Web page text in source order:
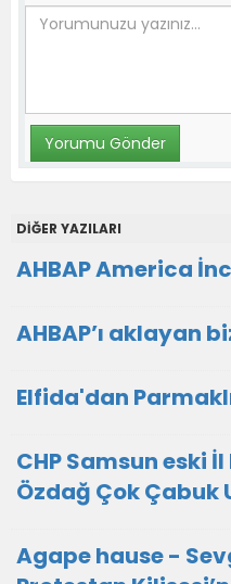
DİĞER YAZILARI
AHBAP America
AHBAP’ı aklayan
Elfida'dan
CHP Samsun eski
Özdağ Çok Çabuk
Agape hause -